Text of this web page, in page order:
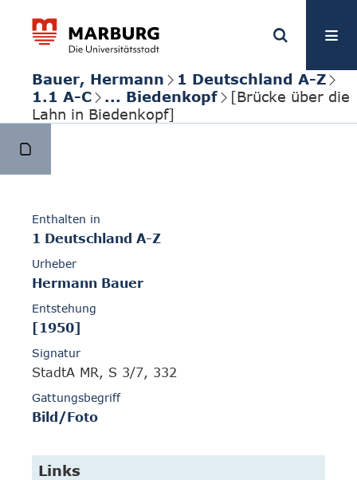
Bauer, Hermann
1 Deutschland A-Z
1.1 A-C
... Biedenkopf
[Brücke über die
Lahn in Biedenkopf]
Enthalten in
1 Deutschland A-Z
Urheber
Hermann Bauer
Entstehung
[1950]
Signatur
StadtA MR, S 3/7, 332
Gattungsbegriff
Bild/Foto
Links